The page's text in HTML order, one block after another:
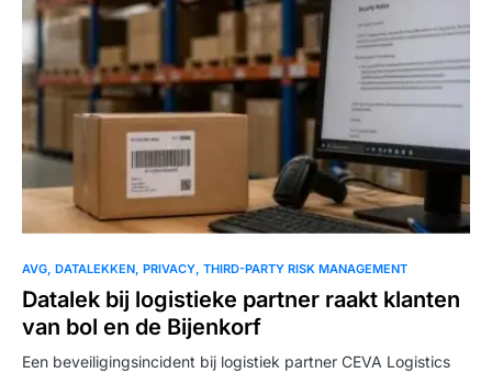
AVG DATALEKKEN PRIVACY THIRD-PARTY RISK MANAGEMENT
Datalek bij logistieke partner raakt klanten
van bol en de Bijenkorf
Een beveiligingsincident bij logistiek partner CEVA Logistics